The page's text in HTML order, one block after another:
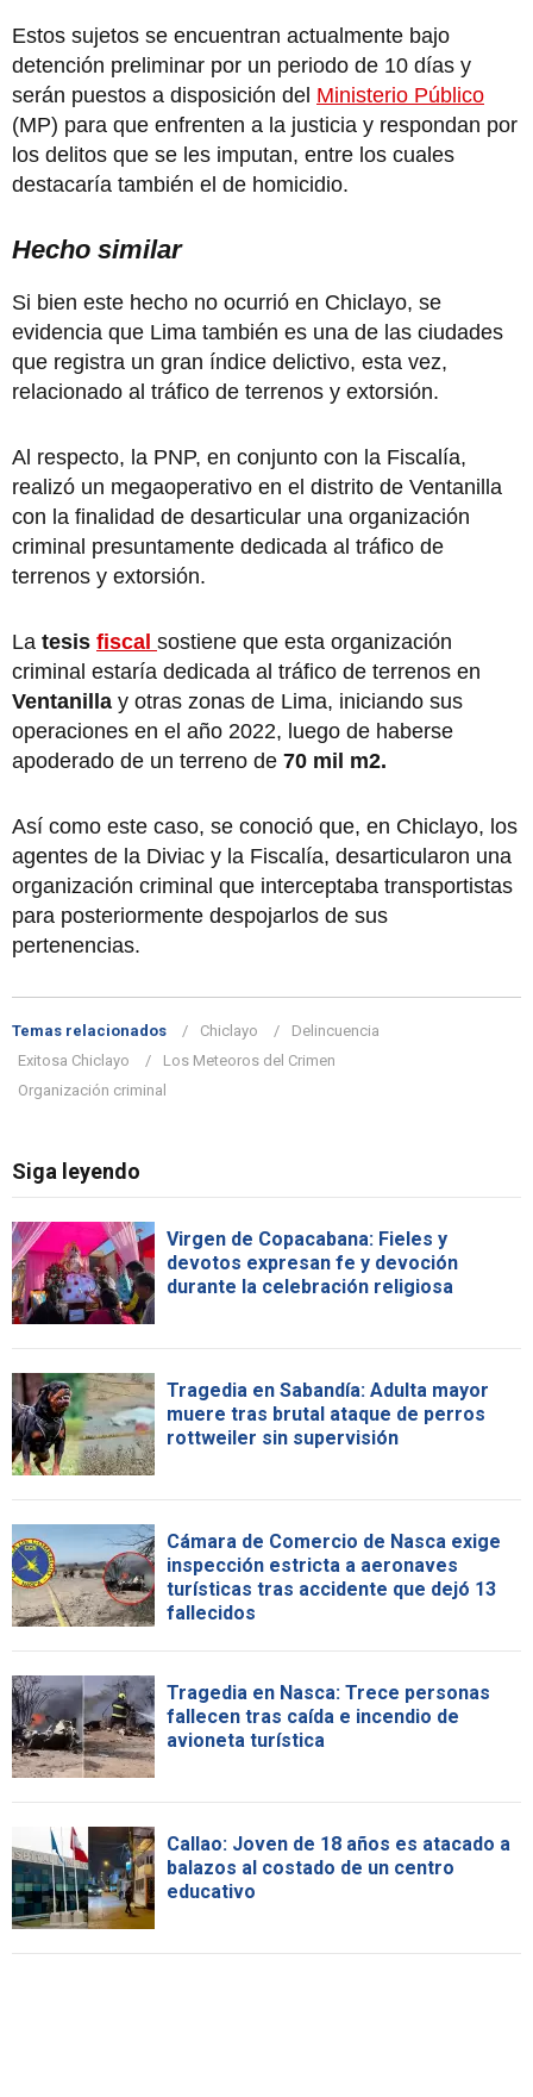
Estos sujetos se encuentran actualmente bajo
detención preliminar por un periodo de 10 días y
serán puestos a disposición del Ministerio Público
(MP) para que enfrenten a la justicia y respondan por
los delitos que se les imputan, entre los cuales
destacaría también el de homicidio.
Hecho similar
Si bien este hecho no ocurrió en Chiclayo, se
evidencia que Lima también es una de las ciudades
que registra un gran índice delictivo, esta vez,
relacionado al tráfico de terrenos y extorsión.
Al respecto, la PNP, en conjunto con la Fiscalía,
realizó un megaoperativo en el distrito de Ventanilla
con la finalidad de desarticular una organización
criminal presuntamente dedicada al tráfico de
terrenos y extorsión.
La tesis fiscal sostiene que esta organización
criminal estaría dedicada al tráfico de terrenos en
Ventanilla y otras zonas de Lima, iniciando sus
operaciones en el año 2022, luego de haberse
apoderado de un terreno de 70 mil m2.
Así como este caso, se conoció que, en Chiclayo, los
agentes de la Diviac y la Fiscalía, desarticularon una
organización criminal que interceptaba transportistas
para posteriormente despojarlos de sus
pertenencias.
Temas relacionados Chiclayo
Delincuencia
Exitosa Chiclayo
Los Meteoros del Crimen
Organización criminal
Siga leyendo
Virgen de Copacabana: Fieles y
devotos expresan fe y devoción
durante la celebración religiosa
Tragedia en Sabandía: Adulta mayor
muere tras brutal ataque de perros
rottweiler sin supervisión
Cámara de Comercio de Nasca exige
inspección estricta a aeronaves
turísticas tras accidente que dejó 13
fallecidos
Tragedia en Nasca: Trece personas
fallecen tras caída e incendio de
avioneta turística
Callao: Joven de 18 años es atacado a
balazos al costado de un centro
educativo